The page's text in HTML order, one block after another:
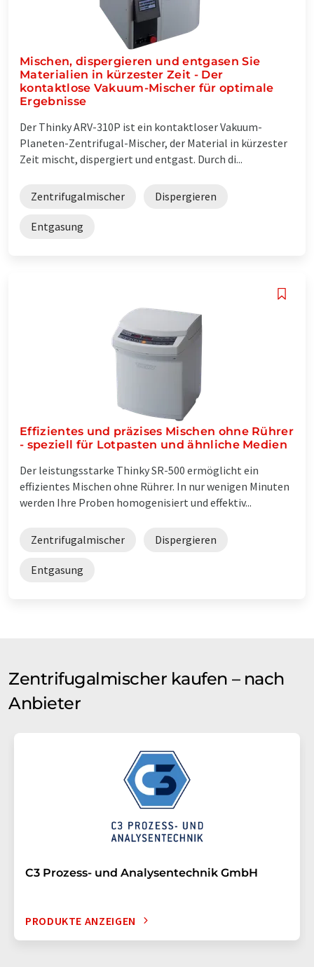
Mischen, dispergieren und entgasen Sie
Materialien in kürzester Zeit - Der
kontaktlose Vakuum-Mischer für optimale
Ergebnisse
Der Thinky ARV-310P ist ein kontaktloser Vakuum-
Planeten-Zentrifugal-Mischer, der Material in kürzester
Zeit mischt, dispergiert und entgast. Durch di...
Zentrifugalmischer Dispergieren
Entgasung
Effizientes und präzises Mischen ohne Rührer
- speziell für Lotpasten und ähnliche Medien
Der leistungsstarke Thinky SR-500 ermöglicht ein
effizientes Mischen ohne Rührer. In nur wenigen Minuten
werden Ihre Proben homogenisiert und effektiv...
Zentrifugalmischer Dispergieren
Entgasung
Zentrifugalmischer kaufen – nach
Anbieter
C3 Prozess- und Analysentechnik GmbH
PRODUKTE ANZEIGEN